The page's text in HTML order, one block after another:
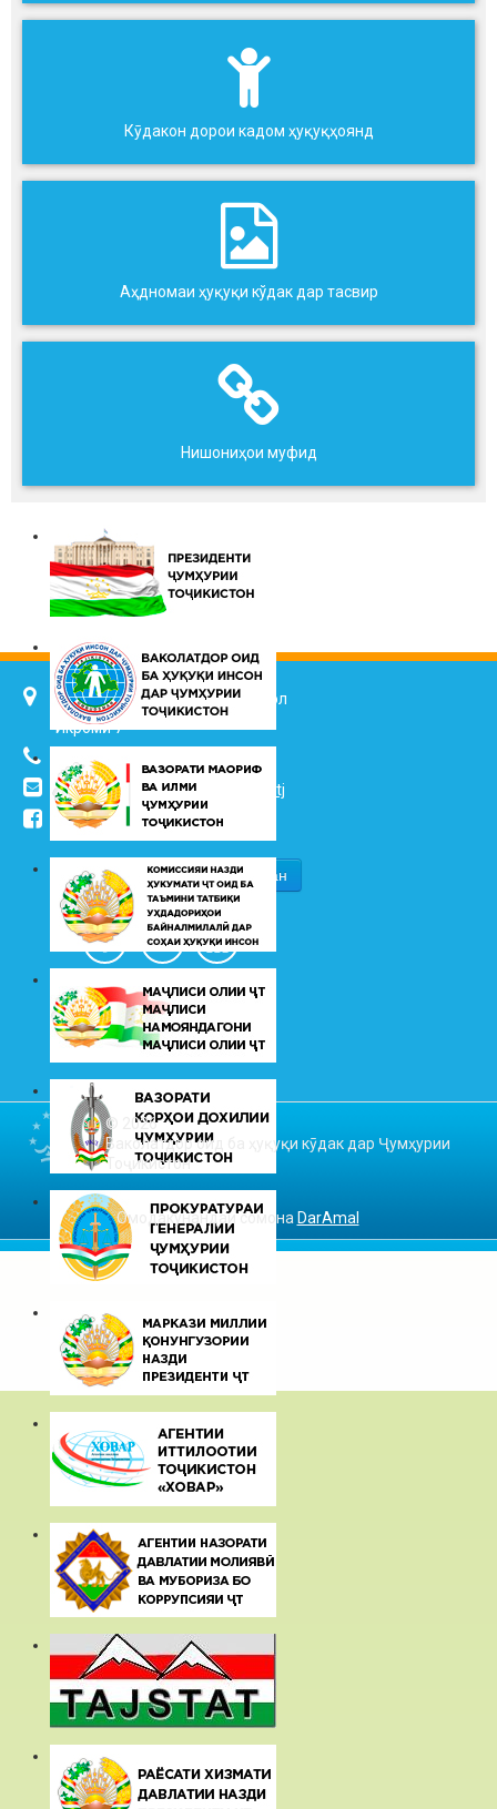
Кӯдакон дорои кадом ҳуқуқҳоянд
Аҳдномаи ҳуқуқи кўдак дар тасвир
Нишониҳои муфид
734025, ш. Душанбе, кӯч. Ҷалол
Икромӣ 7
(+992 37) 2217352
info@vhk.tj
info@ombudsman.tj
/kudakon
© 2026
Ваколатдор оид ба ҳуқуқи кӯдак дар Ҷумҳурии
Тоҷикистон
Омодакунандаи сомона DarAmal